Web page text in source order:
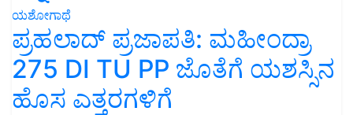
ಯಶೋಗಾಥೆ
ಪ್ರಹಲಾದ್ ಪ್ರಜಾಪತಿ: ಮಹೀಂದ್ರಾ
275 DI TU PP ಜೊತೆಗೆ ಯಶಸ್ಸಿನ
ಹೊಸ ಎತ್ತರಗಳಿಗೆ